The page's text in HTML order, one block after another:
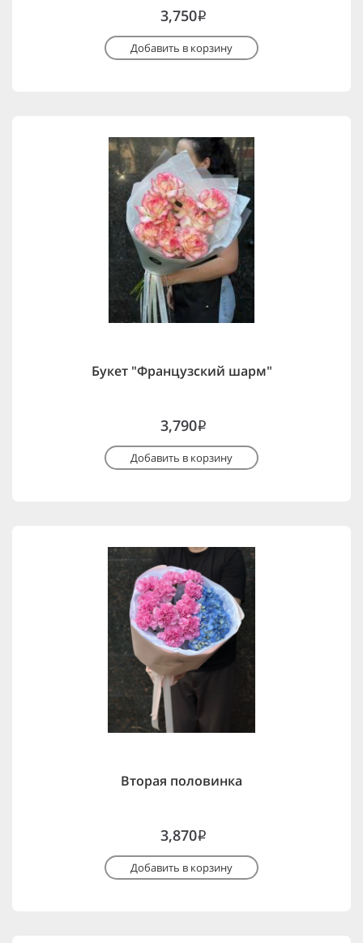
3,750i
Добавить в корзину
Букет "Французский шарм"
3,790i
Добавить в корзину
Вторая половинка
3,870i
Добавить в корзину